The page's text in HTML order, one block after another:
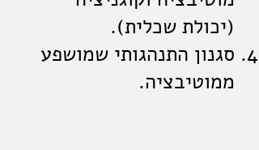
(יכולת שכלית).
סגנון התנהגותי שמושפע
ממוטיבציה.